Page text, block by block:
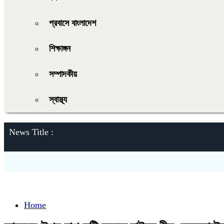
প্রবাসে বাংলাদেশ
শিক্ষাঙ্গন
সম্পাদকীয়
স্বাস্থ্য
News Title :
Home